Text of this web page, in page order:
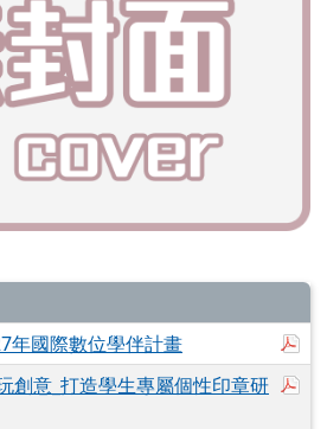
年國際數位學伴計畫
創意_打造學生專屬個性印章研